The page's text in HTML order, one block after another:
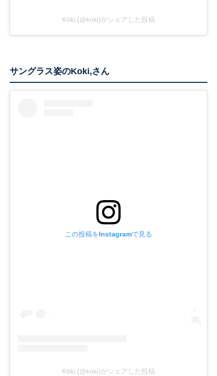
Kōki,(@koki)がシェアした投稿
サングラス姿のKoki,さん
この投稿をInstagramで見る
Kōki,(@koki)がシェアした投稿